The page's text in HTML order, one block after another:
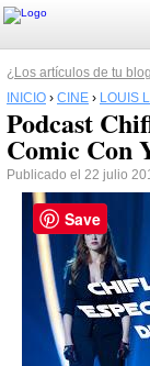
¿Los artículos de tu
INICIO › CINE › LOUIS
Podcast
Comic Con
Publicado el 22 julio
Save